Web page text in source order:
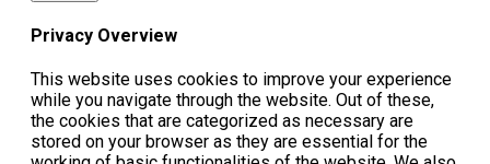
Privacy Overview
This website uses cookies to improve your experience
while you navigate through the website. Out of these,
the cookies that are categorized as necessary are
stored on your browser as they are essential for the